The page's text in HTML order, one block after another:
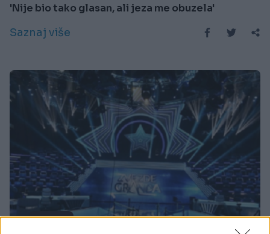
'Nije bio tako glasan, ali jeza me obuzela'
Saznaj više